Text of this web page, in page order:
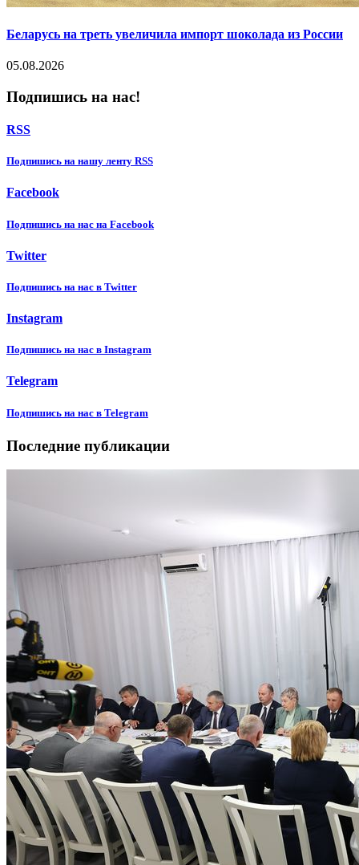
Беларусь на треть увеличила импорт шоколада из России
05.08.2026
Подпишись на нас!
RSS
Подпишиcь на нашу ленту RSS
Facebook
Подпишиcь на нас на Facebook
Twitter
Подпишиcь на нас в Twitter
Instagram
Подпишиcь на нас в Instagram
Telegram
Подпишиcь на нас в Telegram
Последние публикации